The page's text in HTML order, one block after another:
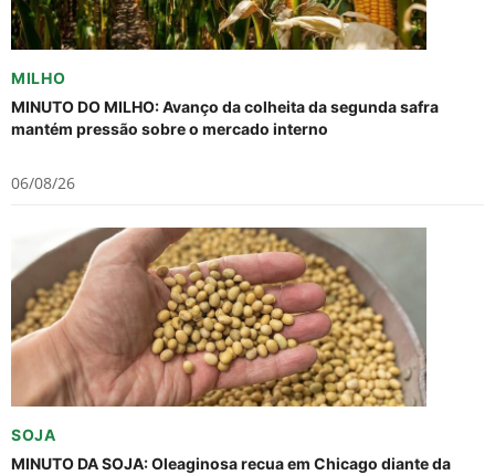
MILHO
MINUTO DO MILHO: Avanço da colheita da segunda safra
mantém pressão sobre o mercado interno
06/08/26
SOJA
MINUTO DA SOJA: Oleaginosa recua em Chicago diante da